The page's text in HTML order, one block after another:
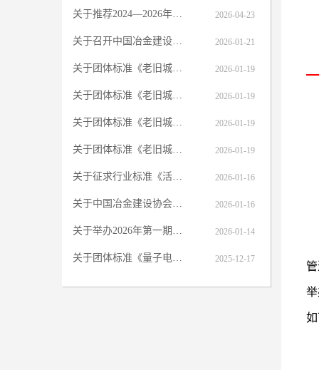
关于推荐2024—2026年度中国安装之星拟推荐项目公示 2026-04-23
关于召开中国冶金建设协会七届七次理事会的通知 2026-01-21
关于团体标准《老旧城区韧性改造项目运维管理标准》征求意见的函 2026-01-19
关于团体标准《老旧城区韧性改造综合评价标准》 征求意见的函 2026-01-19
关于团体标准《老旧城区更新改造智慧管理标准》征求意见的函 2026-01-19
关于团体标准《老旧城区更新改造规划设计标准》 征求意见的函 2026-01-19
关于征求行业标准《活性炭法烧结球团烟气净化工程设计规范》（征求意见稿）意见的函 2026-01-16
关于中国冶金建设协会第七届理事会届中调整负责人人选的公示 2026-01-16
关于举办2026年第一期压力管道设计审批人员专业提升培训（网络）班的通知 2026-01-14
关于团体标准《量子电炉机械设备安装标准》征求意见的函 2025-12-17
如